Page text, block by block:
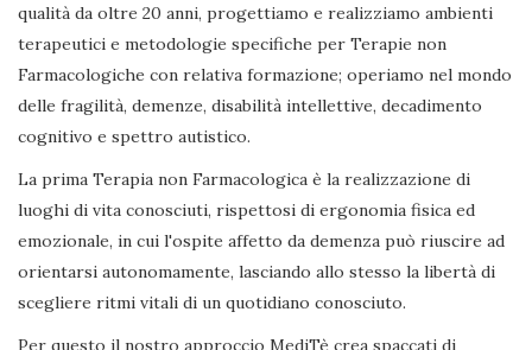
qualità da oltre 20 anni, progettiamo e realizziamo ambienti
terapeutici e metodologie specifiche per Terapie non
Farmacologiche con relativa formazione; operiamo nel mondo
delle fragilità, demenze, disabilità intellettive, decadimento
cognitivo e spettro autistico.
La prima Terapia non Farmacologica è la realizzazione di
luoghi di vita conosciuti, rispettosi di ergonomia fisica ed
emozionale, in cui l'ospite affetto da demenza può riuscire ad
orientarsi autonomamente, lasciando allo stesso la libertà di
scegliere ritmi vitali di un quotidiano conosciuto.